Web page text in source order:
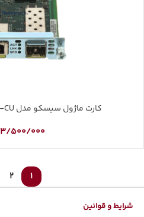
کارت ماژول سیسکو مدل Cisco EHWIC-1GE-SFP-CU
3/500/000
1
2
شرایط و قوانین